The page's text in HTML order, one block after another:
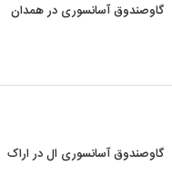
گاوصندوق آسانسوری در همدان
گاوصندوق آسانسوری ال در اراک